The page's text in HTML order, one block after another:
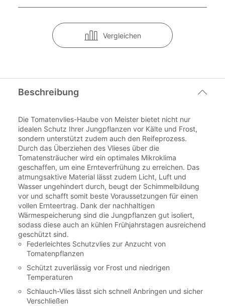
Vergleichen
Beschreibung
Die Tomatenvlies-Haube von Meister bietet nicht nur
idealen Schutz Ihrer Jungpflanzen vor Kälte und Frost,
sondern unterstützt zudem auch den Reifeprozess.
Durch das Überziehen des Vlieses über die
Tomatensträucher wird ein optimales Mikroklima
geschaffen, um eine Ernteverfrühung zu erreichen. Das
atmungsaktive Material lässt zudem Licht, Luft und
Wasser ungehindert durch, beugt der Schimmelbildung
vor und schafft somit beste Voraussetzungen für einen
vollen Ernteertrag. Dank der nachhaltigen
Wärmespeicherung sind die Jungpflanzen gut isoliert,
sodass diese auch an kühlen Frühjahrstagen ausreichend
geschützt sind.
Federleichtes Schutzvlies zur Anzucht von
Tomatenpflanzen
Schützt zuverlässig vor Frost und niedrigen
Temperaturen
Schlauch-Vlies lässt sich schnell Anbringen und sicher
Verschließen